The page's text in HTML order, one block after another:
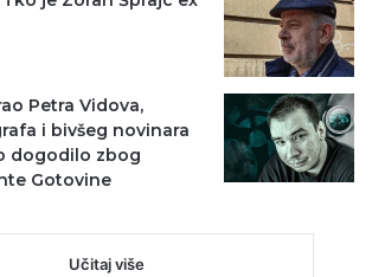
Petra Vidova,
i bivšeg novinara
dogodilo zbog
Gotovine
Učitaj više